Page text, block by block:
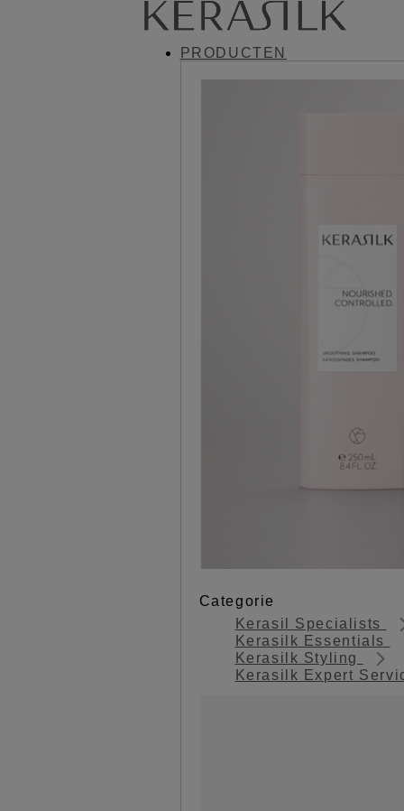
PRODUCTEN
Categorie
Kerasil Specialists
Kerasilk Essentials
Kerasilk Styling
Kerasilk Expert